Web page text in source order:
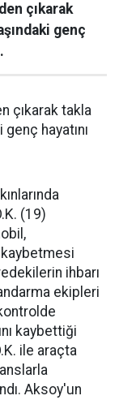
çıkarak
genç
çıkarak takla
hayatını
(19)
ihbarı
ekipleri
kaybettiği
ile araçta
Aksoy'un